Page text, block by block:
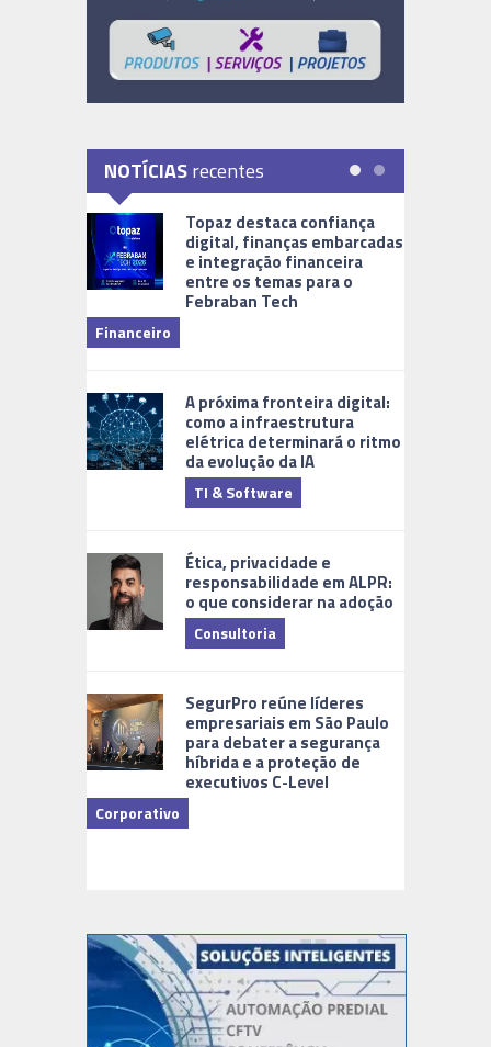
NOTÍCIASrecentes
Topaz destaca confiança
digital, finanças embarcadas
e integração financeira
entre os temas para o
Febraban Tech
Financeiro
A próxima fronteira digital:
como a infraestrutura
elétrica determinará o ritmo
da evolução da IA
TI & Software
Ética, privacidade e
responsabilidade em ALPR:
o que considerar na adoção
Consultoria
SegurPro reúne líderes
empresariais em São Paulo
para debater a segurança
híbrida e a proteção de
executivos C-Level
Corporativo